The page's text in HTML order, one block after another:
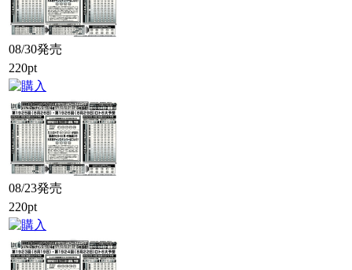
08/30発売
220pt
08/23発売
220pt